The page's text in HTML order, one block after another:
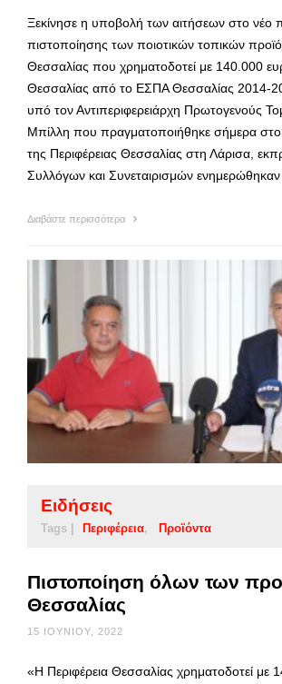
Ξεκίνησε η υποβολή των αιτήσεων στο νέο
πιστοποίησης των ποιοτικών τοπικών
Θεσσαλίας που χρηματοδοτεί με 140.000
Θεσσαλίας από το ΕΣΠΑ Θεσσαλίας 2014-
υπό τον Αντιπεριφερειάρχη Πρωτογενούς
Μπίλλη που πραγματοποιήθηκε σήμερα στο
της Περιφέρειας Θεσσαλίας στη Λάρισα,
Συλλόγων και Συνεταιρισμών ενημερώθηκαν
Διαβάστε περισσότερα
Ειδήσεις
Tags | Περιφέρεια Προϊόντα
Πιστοποίηση όλων των
Θεσσαλίας
15 ΙΟΥΝΊΟΥ, 2022
«Η Περιφέρεια Θεσσαλίας χρηματοδοτεί με